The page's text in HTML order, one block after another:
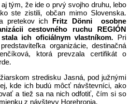
tým, že ide o prvý svojho druhu, lebo
ste zistili, občan mimo Slovenska.
pretekov ich Fritz Dönni
osobne
cestovného ruchu REGIÓN
ich oficiálnym vlastníkom. Pri
organizácie, destinačná
ktorá prevzala certifikát o
stredisku Jasná, pod južnými
kde ich budú môcť návštevníci, ako
a tiež sa na nich odfotiť, čím si so
z návštevy Horehronia.